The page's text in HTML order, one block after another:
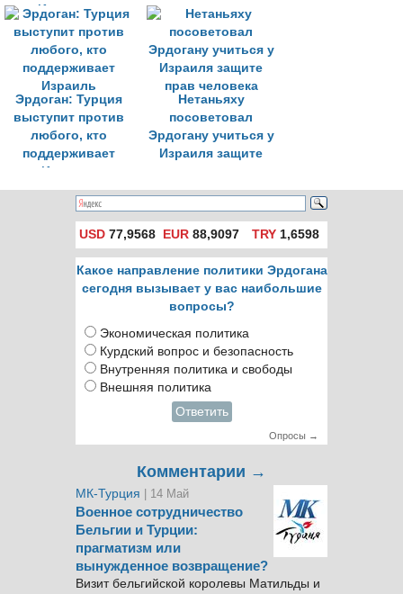
Израилем
Эрдоган: Турция
выступит против
любого, кто
поддерживает
Израиль
Нетаньяху
посоветовал
Эрдогану учиться у
Израиля защите
USD 77,9568 EUR 88,9097 TRY1,6598
Какое направление политики Эрдогана
сегодня вызывает у вас наибольшие
вопросы?
Экономическая политика
Курдский вопрос и безопасность
Внутренняя политика и свободы
Внешняя политика
Ответить
Опросы →
Комментарии →
МК-Турция | 14 Май
Военное сотрудничество
Бельгии и Турции:
прагматизм или
вынужденное возвращение?
Визит бельгийской королевы Матильды и